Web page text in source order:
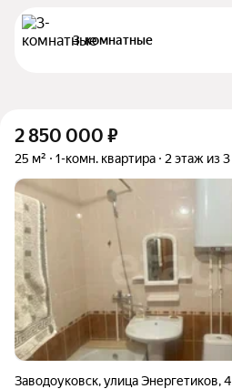
3-комнатные
2 850 000 ₽
25 м² 1-комн. квартира 2 этаж из 3
Заводоуковск,улица Энергетиков,4